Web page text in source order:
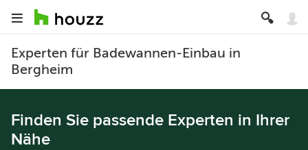
Experten für Badewannen-Einbau in
Bergheim
Finden Sie passende Experten in Ihrer
Nähe